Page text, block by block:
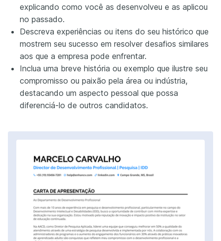
explicando como você as desenvolveu e as aplicou
no passado.
Descreva experiências ou itens do seu histórico que
mostrem seu sucesso em resolver desafios similares
aos que a empresa pode enfrentar.
Inclua uma breve história ou exemplo que ilustre seu
compromisso ou paixão pela área ou indústria,
destacando um aspecto pessoal que possa
diferenciá-lo de outros candidatos.